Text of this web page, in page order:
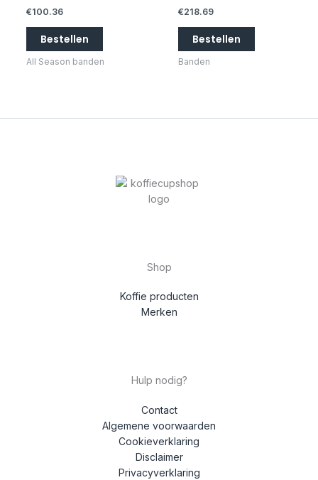
€100.36
Bestellen
All Season banden
€218.69
Bestellen
Banden
Shop
Koffie producten
Merken
Hulp nodig?
Contact
Algemene voorwaarden
Cookieverklaring
Disclaimer
Privacyverklaring